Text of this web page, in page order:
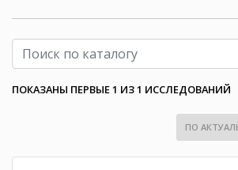
ПОКАЗАНЫ ПЕРВЫЕ 1 ИЗ 1 ИССЛЕДОВАНИЙ